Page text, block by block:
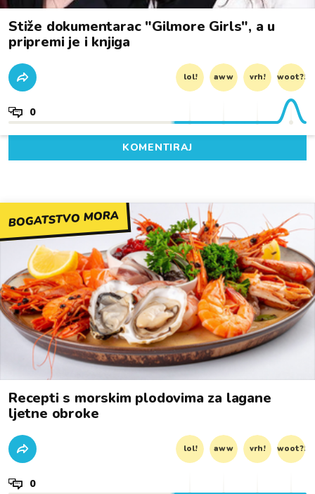
Stiže dokumentarac "Gilmore Girls", a u
pripremi je i knjiga
lol! aww vrh! woot?!
0
KOMENTIRAJ
BOGATSTVO MORA
Recepti s morskim plodovima za lagane
ljetne obroke
lol! aww vrh! woot?!
0